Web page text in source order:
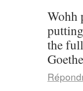
Wohh
the